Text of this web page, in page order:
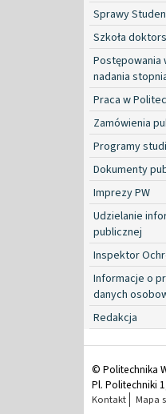
Sprawy
Szkoła
Postępowania
nadania
Praca w
Zamówienia
Programy
Dokumenty
Imprezy PW
Udzielanie
publicznej
Inspektor
Informacje o
danych
Redakcja
© Politechnika
Pl. Politechniki
Kontakt Mapa